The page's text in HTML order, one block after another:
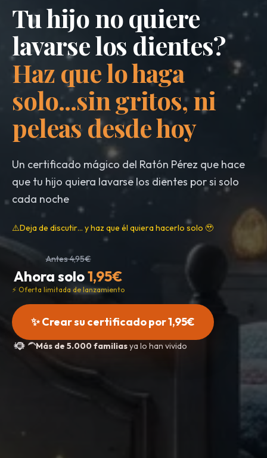
Tu hijo no quiere
lavarse los dientes?
Haz que lo haga
solo...sin gritos, ni
peleas desde hoy
Un certificado mágico del Ratón Pérez que hace
que tu hijo quiera lavarse los dientes por si solo
cada noche
⚠️Deja de discutir… y haz que él quiera hacerlo solo 🥹
Antes 4,95€
Ahora solo1,95€
⚡ Oferta limitada de lanzamiento
✨ Crear su certificado por 1,95€
👩
🧔👩‍🦱Más de 5.000 familiasya lo han vivido